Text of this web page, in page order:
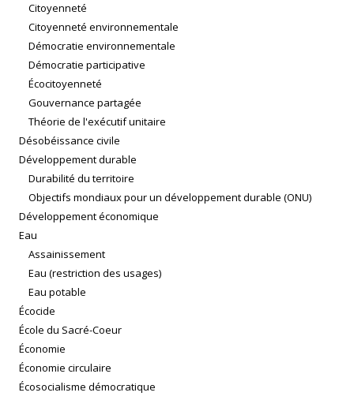
Citoyenneté
Citoyenneté environnementale
Démocratie environnementale
Démocratie participative
Écocitoyenneté
Gouvernance partagée
Théorie de l'exécutif unitaire
Désobéissance civile
Développement durable
Durabilité du territoire
Objectifs mondiaux pour un développement durable (ONU)
Développement économique
Eau
Assainissement
Eau (restriction des usages)
Eau potable
Écocide
École du Sacré-Coeur
Économie
Économie circulaire
Écosocialisme démocratique